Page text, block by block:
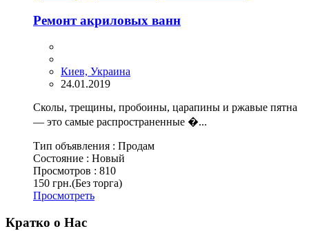
Ремонт акриловых ванн
Киев, Украина
24.01.2019
Сколы, трещины, пробоины, царапины и ржавые пятна
— это самые распространенные �...
Тип объявления : Продам
Состояние : Новый
Просмотров : 810
150 грн.(Без торга)
Просмотреть
Кратко о Нас